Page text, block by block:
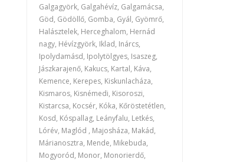
Galgagyörk, Galgahévíz, Galgamácsa,
Göd, Gödöllő, Gomba, Gyál, Gyömrő,
Halásztelek, Herceghalom, Hernád
nagy, Hévízgyörk, Iklad, Inárcs,
Ipolydamásd, Ipolytölgyes, Isaszeg,
Jászkarajenő, Kakucs, Kartal, Káva,
Kemence, Kerepes, Kiskunlacháza,
Kismaros, Kisnémedi, Kisoroszi,
Kistarcsa, Kocsér, Kóka, Kőröstetétlen,
Kosd, Kóspallag, Leányfalu, Letkés,
Lórév, Maglód , Majosháza, Makád,
Márianosztra, Mende, Mikebuda,
Mogyoród, Monor, Monorierdő,